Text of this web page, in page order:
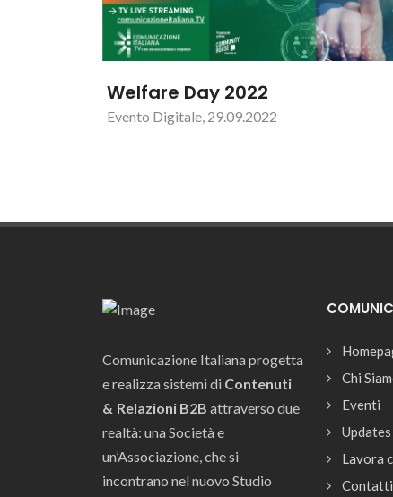
Welfare Day 2022
Evento Digitale, 29.09.2022
Comunicazione Italiana progetta
e realizza sistemi di Contenuti
& Relazioni B2B attraverso due
realtà: una Società e
un’Associazione, che si
incontrano nel nuovo Studio
Chi
Eventi
Updates
Lavora
Contatti